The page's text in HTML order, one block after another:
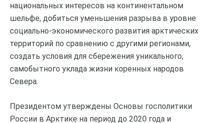
национальных интересов на континентальном
шельфе, добиться уменьшения разрыва в уровне
социально-экономического развития арктических
территорий по сравнению с другими регионами,
создать условия для сбережения уникального,
самобытного уклада жизни коренных народов
Севера.
Президентом утверждены Основы госполитики
России в Арктике на период до 2020 года и